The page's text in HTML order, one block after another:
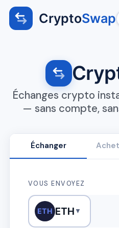
CryptoSwap
Échanges crypto
— sans compte,
Échanger
VOUS ENVOYEZ
ETH ETH▼